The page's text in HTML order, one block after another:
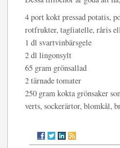
4 port kokt pressad potatis,
rotfrukter, tagliatelle, råris
1 dl svartvinbärsgele
2 dl lingonsylt
65 gram grönsallad
2 tärnade tomater
250 gram kokta grönsaker
verts, sockerärtor, blomkål,